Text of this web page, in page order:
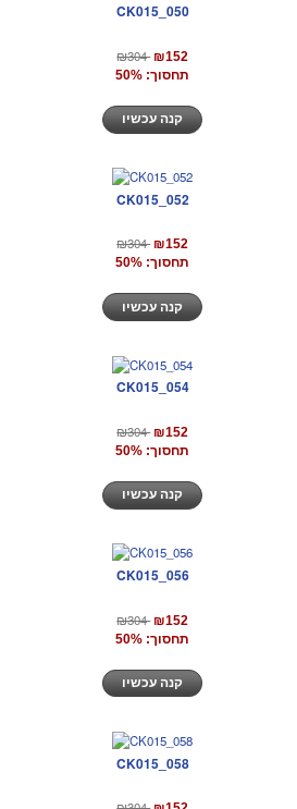
CK015_050
₪304 ₪152
תחסוך: 50%
CK015_052
₪304 ₪152
תחסוך: 50%
CK015_054
₪304 ₪152
תחסוך: 50%
CK015_056
₪304 ₪152
תחסוך: 50%
CK015_058